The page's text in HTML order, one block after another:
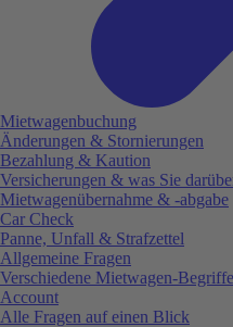
Mietwagenbuchung
Änderungen & Stornierungen
Bezahlung & Kaution
Versicherungen & was Sie
Mietwagenübernahme & -abgabe
Car Check
Panne, Unfall & Strafzettel
Allgemeine Fragen
Verschiedene Mietwagen-Begriffe
Account
Alle Fragen auf einen Blick